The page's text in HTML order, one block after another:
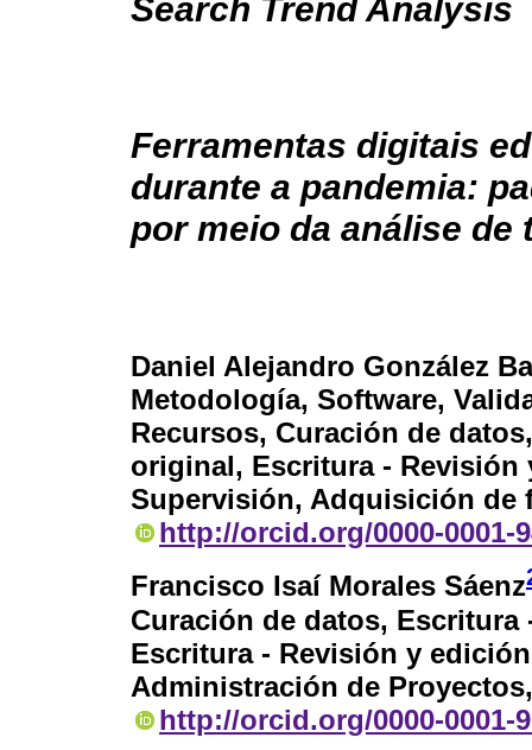
Ferramentas digitais
durante a pandemia:
por meio da análise de
Daniel Alejandro González
Metodología, Software,
Recursos, Curación de
original, Escritura -
Supervisión, Adquisición de
http://orcid.org/0000-0001-
Francisco Isaí Morales Sáenz
Curación de datos,
Escritura - Revisión y
Administración de
http://orcid.org/0000-0001-